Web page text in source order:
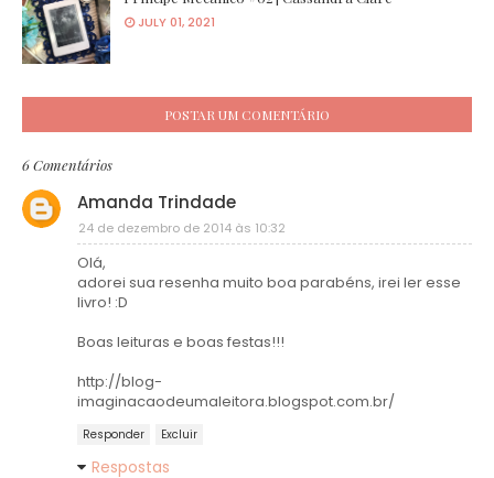
JULY 01, 2021
POSTAR UM COMENTÁRIO
6 Comentários
Amanda Trindade
24 de dezembro de 2014 às 10:32
Olá,
adorei sua resenha muito boa parabéns, irei ler esse
livro! :D
Boas leituras e boas festas!!!
http://blog-
imaginacaodeumaleitora.blogspot.com.br/
Responder Excluir
Respostas